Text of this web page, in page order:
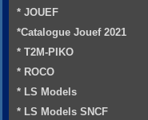
* JOUEF
*Catalogue Jouef 2021
* T2M-PIKO
* ROCO
* LS Models
* LS Models SNCF